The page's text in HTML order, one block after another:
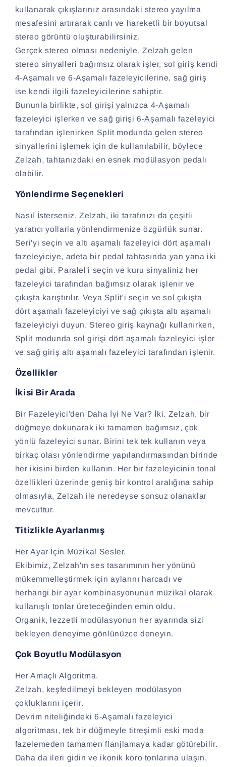
kullanarak çıkışlarınız arasındaki stereo yayılma
mesafesini artırarak canlı ve hareketli bir boyutsal
stereo görüntü oluşturabilirsiniz.
Gerçek stereo olması nedeniyle, Zelzah gelen
stereo sinyalleri bağımsız olarak işler, sol giriş kendi
4-Aşamalı ve 6-Aşamalı fazeleyicilerine, sağ giriş
ise kendi ilgili fazeleyicilerine sahiptir.
Bununla birlikte, sol girişi yalnızca 4-Aşamalı
fazeleyici işlerken ve sağ girişi 6-Aşamalı fazeleyici
tarafından işlenirken Split modunda gelen stereo
sinyallerini işlemek için de kullanılabilir, böylece
Zelzah, tahtanızdaki en esnek modülasyon pedalı
olabilir.
Yönlendirme Seçenekleri
Nasıl İsterseniz. Zelzah, iki tarafınızı da çeşitli
yaratıcı yollarla yönlendirmenize özgürlük sunar.
Seri'yi seçin ve altı aşamalı fazeleyici dört aşamalı
fazeleyiciye, adeta bir pedal tahtasında yan yana iki
pedal gibi. Paralel'i seçin ve kuru sinyaliniz her
fazeleyici tarafından bağımsız olarak işlenir ve
çıkışta karıştırılır. Veya Split'i seçin ve sol çıkışta
dört aşamalı fazeleyiciyi ve sağ çıkışta altı aşamalı
fazeleyiciyi duyun. Stereo giriş kaynağı kullanırken,
Split modunda sol girişi dört aşamalı fazeleyici işler
ve sağ giriş altı aşamalı fazeleyici tarafından işlenir.
Özellikler
İkisi Bir Arada
Bir Fazeleyici'den Daha İyi Ne Var? İki. Zelzah, bir
düğmeye dokunarak iki tamamen bağımsız, çok
yönlü fazeleyici sunar. Birini tek tek kullanın veya
birkaç olası yönlendirme yapılandırmasından birinde
her ikisini birden kullanın. Her bir fazeleyicinin tonal
özellikleri üzerinde geniş bir kontrol aralığına sahip
olmasıyla, Zelzah ile neredeyse sonsuz olanaklar
mevcuttur.
Titizlikle Ayarlanmış
Her Ayar İçin Müzikal Sesler.
Ekibimiz, Zelzah'ın ses tasarımının her yönünü
mükemmelleştirmek için aylarını harcadı ve
herhangi bir ayar kombinasyonunun müzikal olarak
kullanışlı tonlar üreteceğinden emin oldu.
Organik, lezzetli modülasyonun her ayarında sizi
bekleyen deneyime gönlünüzce deneyin.
Çok Boyutlu Modülasyon
Her Amaçlı Algoritma.
Zelzah, keşfedilmeyi bekleyen modülasyon
çokluklarını içerir.
Devrim niteliğindeki 6-Aşamalı fazeleyici
algoritması, tek bir düğmeyle titreşimli eski moda
fazelemeden tamamen flanjlamaya kadar götürebilir.
Daha da ileri gidin ve ikonik koro tonlarına ulaşın,